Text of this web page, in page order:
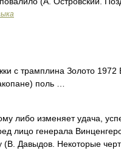
с трамплина Золото 1972
поль …
либо изменяет удача,
лицо генерала
Давыдов. Некоторые